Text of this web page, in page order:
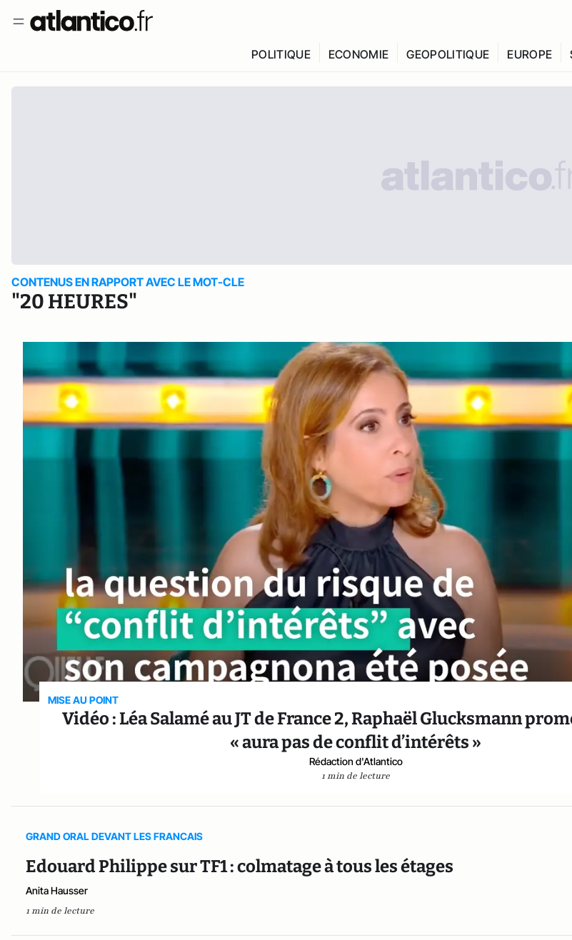
POLITIQUE ECONOMIE GEOPOLITIQUE EUROPE
CONTENUS EN RAPPORT AVEC LE MOT-CLE
"20 HEURES"
MISE AU POINT
Vidéo : Léa Salamé au JT de France 2, Raphaël Glucksmann
« aura pas de conflit d’intérêts »
Rédaction d'Atlantico
1 min de lecture
GRAND ORAL DEVANT LES FRANCAIS
Edouard Philippe sur TF1 : colmatage à tous les étages
Anita Hausser
1 min de lecture